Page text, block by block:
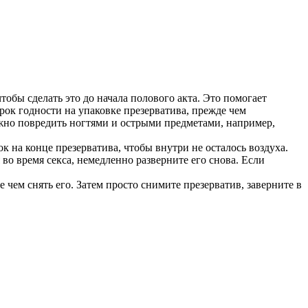
сделать это до начала полового акта. Это помогает
годности на упаковке презерватива, прежде чем
повредить ногтями и острыми предметами, например,
конце презерватива, чтобы внутри не осталось воздуха.
время секса, немедленно разверните его снова. Если
снять его. Затем просто снимите презерватив, заверните в